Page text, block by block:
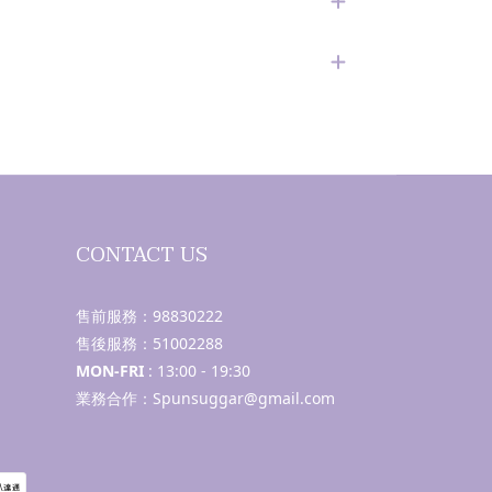
CONTACT US
售前服務： 98830222
售後服務： 51002288
MON-FRI : 13:00 - 19:30
業務合作：Spunsuggar@gmail.com